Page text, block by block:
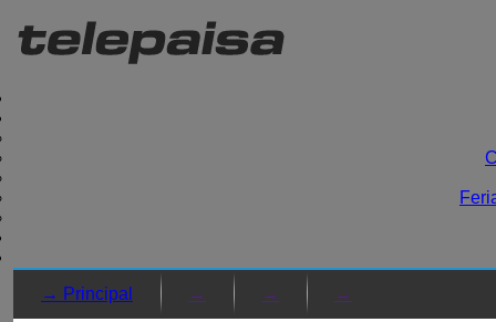
→ Principal → → →